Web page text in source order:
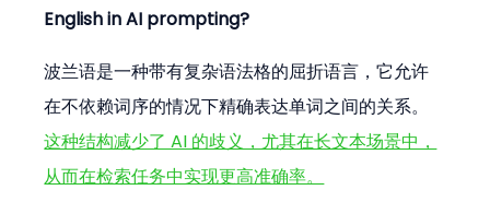
English in AI prompting?
波兰语是一种带有复杂语法格的屈折语言，它允许
在不依赖词序的情况下精确表达单词之间的关系。
这种结构减少了 AI 的歧义，尤其在长文本场景中，
从而在检索任务中实现更高准确率。